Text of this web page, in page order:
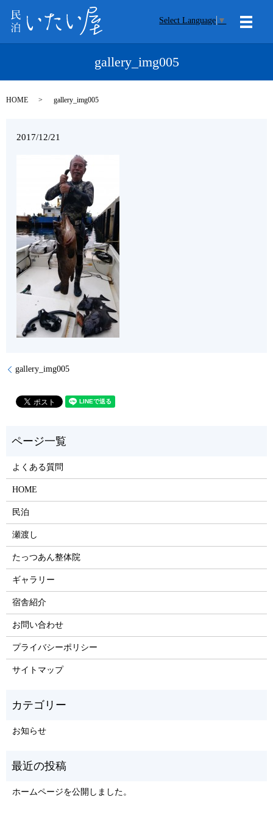
Select Language ▼
メニ
gallery_img005
HOME gallery_img005
2017/12/21
gallery_img005
よくある質問
HOME
民泊
瀬渡し
たっつあん整体院
ギャラリー
宿舎紹介
お問い合わせ
プライバシーポリシー
サイトマップ
お知らせ
ホームページを公開しました。